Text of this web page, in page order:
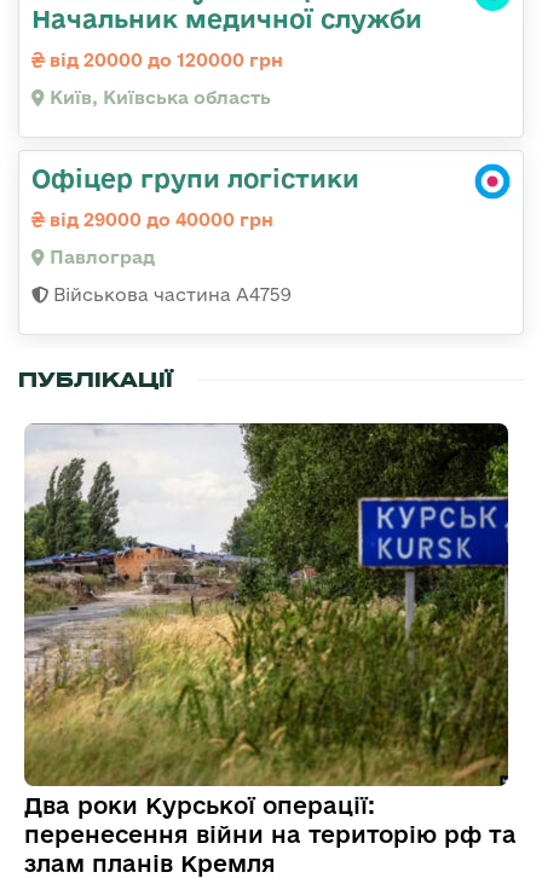
Начальник медичної служби
від 20000 до 120000 грн
Київ, Київська область
Офіцер групи логістики
від 29000 до 40000 грн
Павлоград
Військова частина А4759
ПУБЛІКАЦІЇ
Два роки Курської операції:
перенесення війни на територію рф та
злам планів Кремля